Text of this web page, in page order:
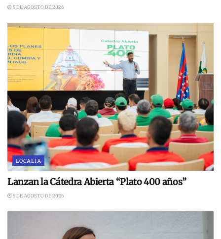
5 DE AGOSTO DE 2026
LOCALÍA
Lanzan la Cátedra Abierta “Plato 400 años”
5 DE AGOSTO DE 2026